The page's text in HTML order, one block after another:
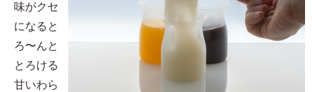
味がクセ
になると
ろ〜んと
とろける
甘いわら